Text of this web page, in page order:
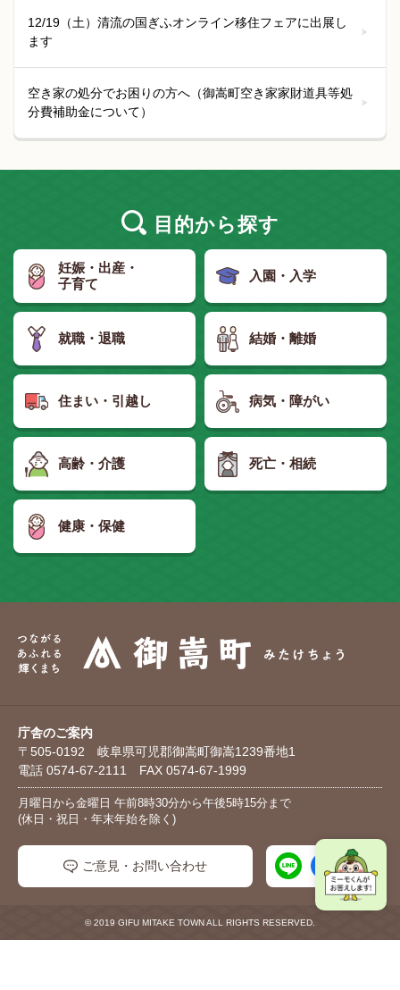
12/19（土）清流の国ぎふオンライン移住フェアに出展し
ます
空き家の処分でお困りの方へ（御嵩町空き家家財道具等処
分費補助金について）
目的から探す
妊娠・出産・
子育て
入園・入学
就職・退職 結婚・離婚
住まい・引越し 病気・障がい
高齢・介護 死亡・相続
健康・保健
庁舎のご案内
〒505-0192 岐阜県可児郡御嵩町御嵩1239番地1
電話 0574-67-2111 FAX 0574-67-1999
月曜日から金曜日 午前8時30分から午後5時15分まで
(休日・祝日・年末年始を除く)
ご意見・お問い合わせ
© 2019 GIFU MITAKE TOWN ALL RIGHTS RESERVED.